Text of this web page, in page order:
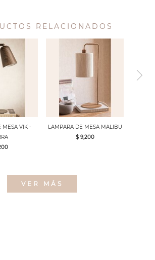
RELACIONADOS
MESA VIK -
LAMPARA DE MESA MALIBU
$ 9,200
VER MÁS